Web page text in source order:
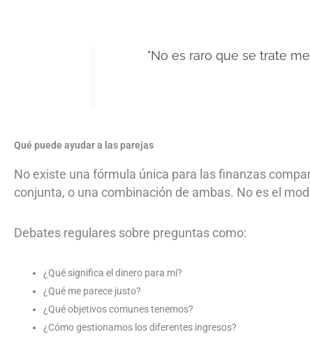
"No es raro que se trate
Qué puede ayudar a las parejas
No existe una fórmula única para las finanzas
conjunta, o una combinación de ambas. No es el
Debates regulares sobre preguntas como:
¿Qué significa el dinero para mí?
¿Qué me parece justo?
¿Qué objetivos comunes tenemos?
¿Cómo gestionamos los diferentes ingresos?